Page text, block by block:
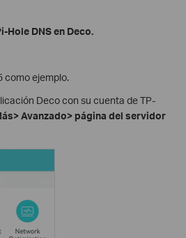
Hole DNS en Deco.
como ejemplo.
Deco con su cuenta de TP-
Avanzado> página del servidor